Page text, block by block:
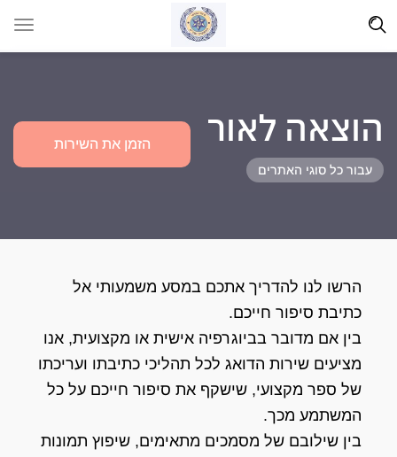
הוצאה לאור
עבור כל סוגי האתרים
הזמן את השירות
הרשו לנו להדריך אתכם במסע משמעותי אל
כתיבת סיפור חייכם.
בין אם מדובר בביוגרפיה אישית או מקצועית, אנו
מציעים שירות הדואג לכל תהליכי כתיבתו ועריכתו
של ספר מקצועי, שישקף את סיפור חייכם על כל
המשתמע מכך.
בין שילובם של מסמכים מתאימים, שיפוץ תמונות